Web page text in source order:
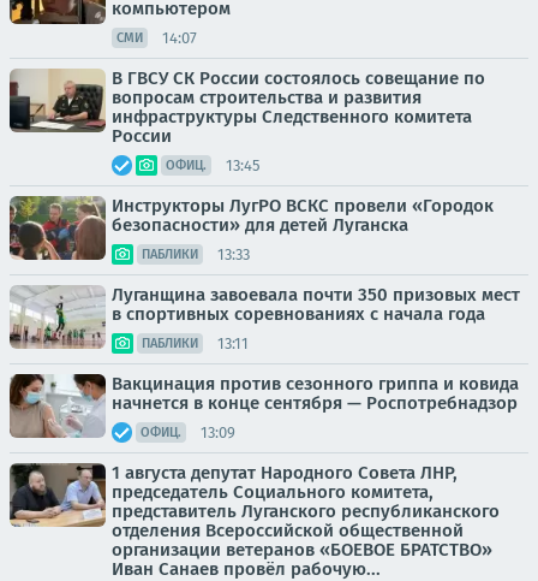
компьютером
СМИ 14:07
В ГВСУ СК России состоялось совещание по
вопросам строительства и развития
инфраструктуры Следственного комитета
России
ОФИЦ. 13:45
Инструкторы ЛугРО ВСКС провели «Городок
безопасности» для детей Луганска
ПАБЛИКИ 13:33
Луганщина завоевала почти 350 призовых мест
в спортивных соревнованиях с начала года
ПАБЛИКИ 13:11
Вакцинация против сезонного гриппа и ковида
начнется в конце сентября — Роспотребнадзор
ОФИЦ. 13:09
1 августа депутат Народного Совета ЛНР,
председатель Социального комитета,
представитель Луганского республиканского
отделения Всероссийской общественной
организации ветеранов «БОЕВОЕ БРАТСТВО»
Иван Санаев провёл рабочую...